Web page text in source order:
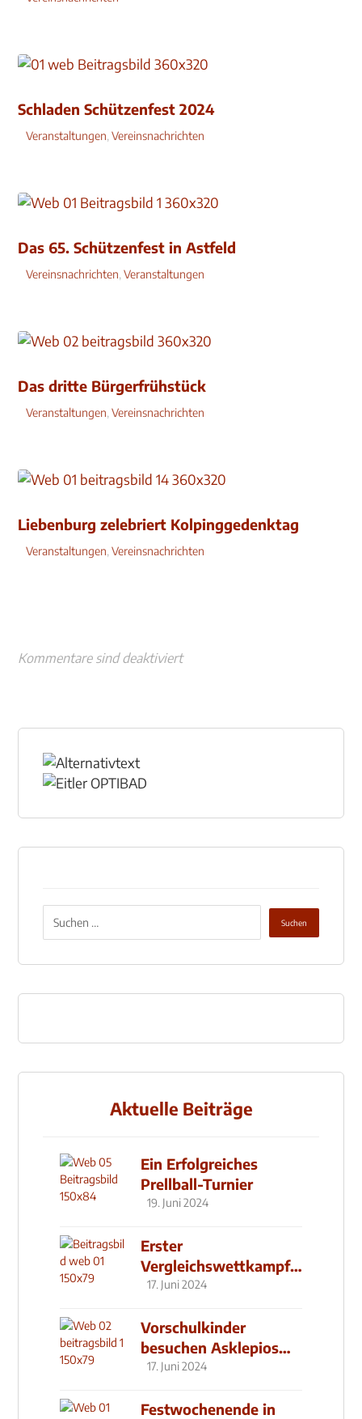
Schladen Schützenfest 2024
Veranstaltungen,Vereinsnachrichten
Das 65. Schützenfest in Astfeld
Vereinsnachrichten,Veranstaltungen
Das dritte Bürgerfrühstück
Veranstaltungen,Vereinsnachrichten
Liebenburg zelebriert Kolpinggedenktag
Veranstaltungen,Vereinsnachrichten
Kommentare sind deaktiviert
Aktuelle Beiträge
Ein Erfolgreiches
Prellball-Turnier
19. Juni 2024
Erster
Vergleichswettkampf
seit 2019
17. Juni 2024
Vorschulkinder
besuchen Asklepios
Klinik
17. Juni 2024
Festwochenende in